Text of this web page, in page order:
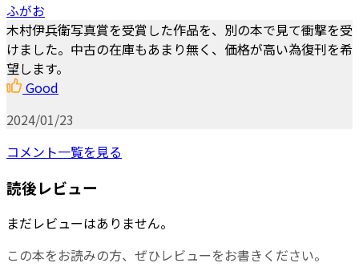
ふがお
木村伊兵衛写真賞を受賞した作品を、別の本で見て衝撃を受
けました。中古の在庫もあまり無く、価格が高い為復刊を希
望します。
Good
2024/01/23
コメント一覧を見る
読後レビュー
まだレビューはありません。
この本をお読みの方、ぜひレビューをお書きください。